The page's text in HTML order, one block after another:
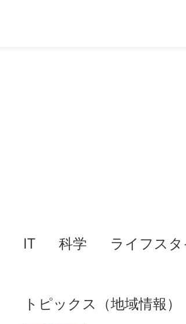
IT 科学 ライフス
トピックス（地域情報）